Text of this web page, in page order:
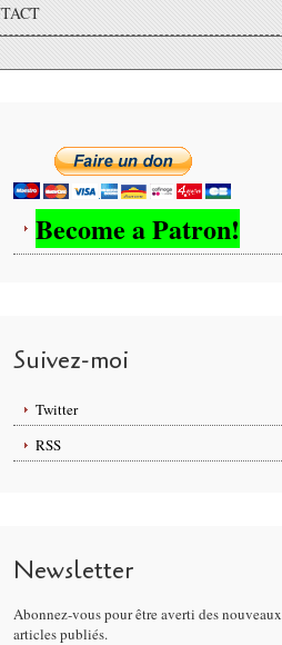
Become a Patron!
Suivez-moi
Twitter
RSS
Newsletter
Abonnez-vous pour être averti des nouveaux
articles publiés.